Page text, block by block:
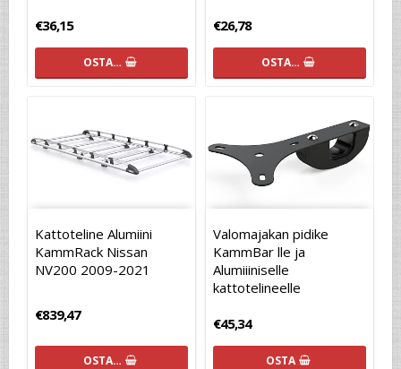
€36,15
OSTA…
€26,78
OSTA…
Kattoteline Alumiini
KammRack Nissan
NV200 2009-2021
€839,47
OSTA…
Valomajakan pidike
KammBar lle ja
Alumiiiniselle
kattotelineelle
€45,34
OSTA